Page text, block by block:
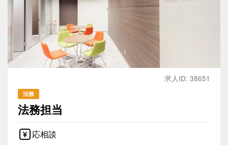
求人ID: 38651
法務
法務担当
応相談